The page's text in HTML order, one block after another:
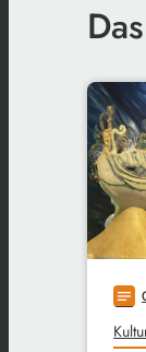
notes